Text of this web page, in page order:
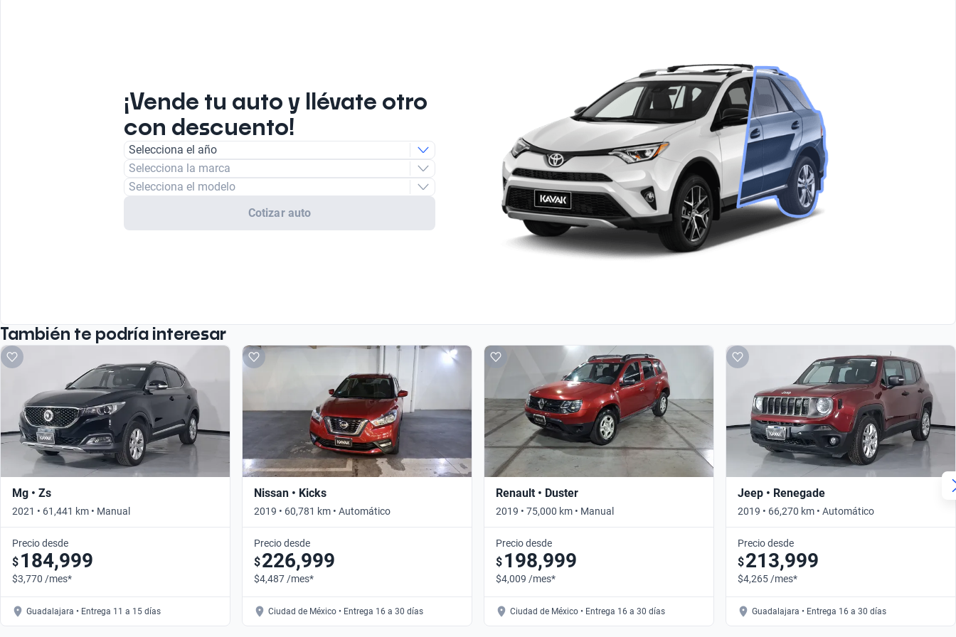
¡Vende tu auto y llévate otro
con descuento!
Selecciona el año
Selecciona la marca
Selecciona el modelo
Cotizar auto
También te podría interesar
Mg • Zs
2021 • 61,441 km • Manual
Precio desde
$ 184,999
$3,770 /mes*
Guadalajara • Entrega 11 a 15 días
Nissan • Kicks
2019 • 60,781 km • Automático
Precio desde
$226,999
$4,487 /mes*
Ciudad de México • Entrega 16 a 30 días
Renault • Duster
2019 • 75,000 km • Manual
Precio desde
$ 198,999
$4,009 /mes*
Ciudad de México • Entrega 16 a 30 días
Jeep • Renegade
2019 • 66,270 km • Automático
Precio desde
$213,999
$4,265 /mes*
Guadalajara • Entrega 16 a 30 días